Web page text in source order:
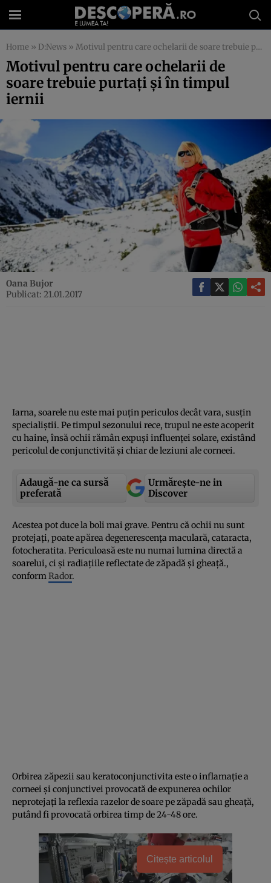
Home » D:News » Motivul pentru care ochelarii de soare trebuie purtaţi şi în timpul iernii
Motivul pentru care ochelarii de
soare trebuie purtaţi şi în timpul
iernii
Oana Bujor
Publicat: 21.01.2017
Iarna, soarele nu este mai puţin periculos decât vara, susţin
specialiştii. Pe timpul sezonului rece, trupul ne este acoperit
cu haine, însă ochii rămân expuşi influenţei solare, existând
pericolul de conjunctivită şi chiar de leziuni ale corneei.
Adaugă-ne ca sursă
preferată
Urmărește-ne in
Discover
Acestea pot duce la boli mai grave. Pentru că ochii nu sunt
protejaţi, poate apărea degenerescenţa maculară, cataracta,
fotocheratita. Periculoasă este nu numai lumina directă a
soarelui, ci şi radiaţiile reflectate de zăpadă şi gheaţă.,
conformRador.
Orbirea zăpezii sau keratoconjunctivita este o inflamaţie a
corneei şi conjunctivei provocată de expunerea ochilor
neprotejaţi la reflexia razelor de soare pe zăpadă sau gheaţă,
putând fi provocată orbirea timp de 24-48 ore.
Citește articolul